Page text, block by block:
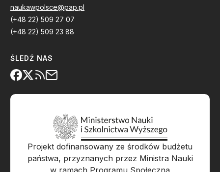
naukawpolsce@pap.pl
(+48 22) 509 27 07
(+48 22) 509 23 88
ŚLEDŹ NAS
Projekt dofinansowany ze środków budżetu
państwa, przyznanych przez Ministra Nauki